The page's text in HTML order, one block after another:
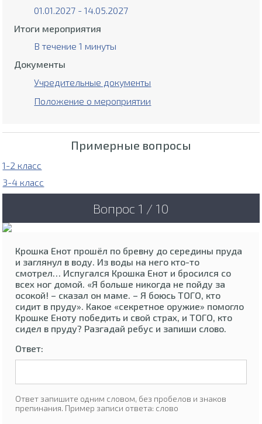
01.01.2027 - 14.05.2027
Итоги мероприятия
В течение 1 минуты
Документы
Учредительные документы
Положение о мероприятии
Примерные вопросы
1-2 класс
3-4 класс
Вопрос 1 / 10
Крошка Енот прошёл по бревну до середины пруда
и заглянул в воду. Из воды на него кто-то
смотрел… Испугался Крошка Енот и бросился со
всех ног домой. «Я больше никогда не пойду за
осокой! – сказал он маме. – Я боюсь ТОГО, кто
сидит в пруду». Какое «секретное оружие» помогло
Крошке Еноту победить и свой страх, и ТОГО, кто
сидел в пруду? Разгадай ребус и запиши слово.
Ответ:
Ответ запишите одним словом, без пробелов и знаков
препинания. Пример записи ответа: слово